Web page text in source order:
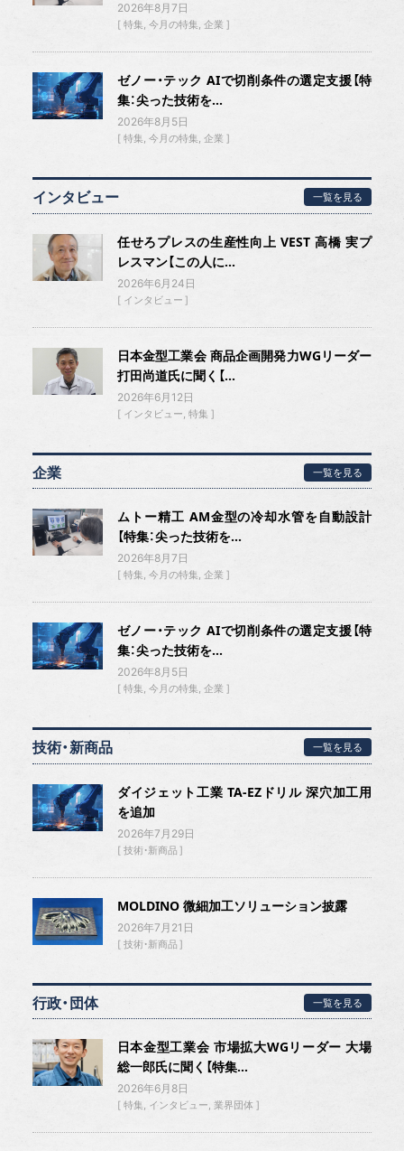
2026年8月7日
特集 今月の特集 企業
ゼノー・テック AIで切削条件の選定支援【特
集：尖った技術を...
2026年8月5日
特集 今月の特集 企業
インタビュー 一覧を見る
任せろプレスの生産性向上 VEST 高橋 実プ
レスマン【この人に...
2026年6月24日
インタビュー
日本金型工業会 商品企画開発力WGリーダー
打田尚道氏に聞く【...
2026年6月12日
インタビュー 特集
企業 一覧を見る
ムトー精工 AM金型の冷却水管を自動設計
【特集：尖った技術を...
2026年8月7日
特集 今月の特集 企業
ゼノー・テック AIで切削条件の選定支援【特
集：尖った技術を...
2026年8月5日
特集 今月の特集 企業
技術・新商品 一覧を見る
ダイジェット工業 TA-EZドリル 深穴加工用
を追加
2026年7月29日
技術・新商品
MOLDINO 微細加工ソリューション披露
2026年7月21日
技術・新商品
行政・団体 一覧を見る
日本金型工業会 市場拡大WGリーダー 大場
総一郎氏に聞く【特集...
2026年6月8日
特集 インタビュー 業界団体